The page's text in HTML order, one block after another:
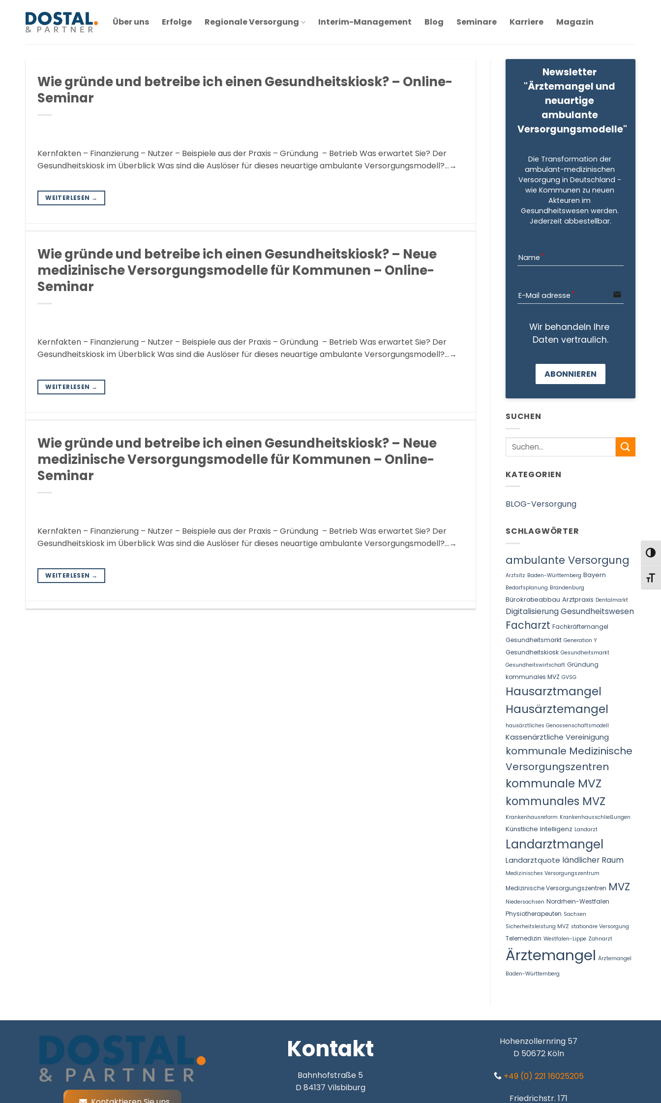
springen
Über uns Erfolge Regionale Versorgung Interim-Management Blog Seminare Karriere Magazin
Wie gründe und betreibe ich einen Gesundheitskiosk? – Online-
Seminar
Kernfakten – Finanzierung – Nutzer – Beispiele aus der Praxis – Gründung – Betrieb Was erwartet Sie? Der
Gesundheitskiosk im Überblick Was sind die Auslöser für dieses neuartige ambulante Versorgungsmodell?…→
WEITERLESEN →
Wie gründe und betreibe ich einen Gesundheitskiosk? – Neue
medizinische Versorgungsmodelle für Kommunen – Online-
Seminar
Kernfakten – Finanzierung – Nutzer – Beispiele aus der Praxis – Gründung – Betrieb Was erwartet Sie? Der
Gesundheitskiosk im Überblick Was sind die Auslöser für dieses neuartige ambulante Versorgungsmodell?…→
WEITERLESEN →
Wie gründe und betreibe ich einen Gesundheitskiosk? – Neue
medizinische Versorgungsmodelle für Kommunen – Online-
Seminar
Kernfakten – Finanzierung – Nutzer – Beispiele aus der Praxis – Gründung – Betrieb Was erwartet Sie? Der
Gesundheitskiosk im Überblick Was sind die Auslöser für dieses neuartige ambulante Versorgungsmodell?…→
WEITERLESEN →
Newsletter
"Ärztemangel und
neuartige
ambulante
Versorgungsmodelle"
Die Transformation der
ambulant-medizinischen
Versorgung in Deutschland -
wie Kommunen zu neuen
Akteuren im
Gesundheitswesen werden.
Jederzeit abbestellbar.
Name
E-Mail adresse email
Wir behandeln Ihre
Daten vertraulich.
ABONNIEREN
SUCHEN
Search
KATEGORIEN
BLOG-Versorgung
SCHLAGWÖRTER
ambulante Versorgung
Arztsitz Baden-Württemberg Bayern
Bedarfsplanung Brandenburg
Bürokratieabbau Arztpraxis Dentalmarkt
Digitalisierung Gesundheitswesen
Facharzt Fachkräftemangel
Gesundheitsmarkt Generation Y
Gesundheitskiosk Gesundheitsmarkt
Gesundheitswirtschaft Gründung
kommunales MVZ GVSG
Hausarztmangel
Hausärztemangel
hausärztliches Genossenschaftsmodell
Kassenärztliche Vereinigung
kommunale Medizinische
Versorgungszentren
kommunale MVZ
kommunales MVZ
Krankenhausreform Krankenhausschließungen
Künstliche Intelligenz Landarzt
Landarztmangel
Landarztquote ländlicher Raum
Medizinisches Versorgungszentrum
Medizinische Versorgungszentren MVZ
Niedersachsen Nordrhein-Westfalen
Physiotherapeuten Sachsen
Sicherheitsleistung MVZ stationäre Versorgung
Telemedizin Westfalen-Lippe Zahnarzt
Ärztemangel Ärztemangel
Baden-Württemberg
Kontakt
Bahnhofstraße 5
D 84137 Vilsbiburg
Hohenzollernring 57
D 50672 Köln
+49 (0) 221 16025205
Friedrichstr. 171